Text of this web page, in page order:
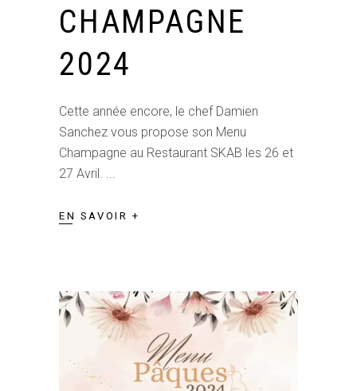
CHAMPAGNE
2024
Cette année encore, le chef Damien
Sanchez vous propose son Menu
Champagne au Restaurant SKAB les 26 et
27 Avril.
EN SAVOIR +